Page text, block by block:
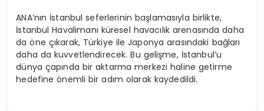
ANA’nın İstanbul seferlerinin başlamasıyla birlikte,
İstanbul Havalimanı küresel havacılık arenasında daha
da öne çıkarak, Türkiye ile Japonya arasındaki bağları
daha da kuvvetlendirecek. Bu gelişme, İstanbul’u
dünya çapında bir aktarma merkezi haline getirme
hedefine önemli bir adım olarak kaydedildi.